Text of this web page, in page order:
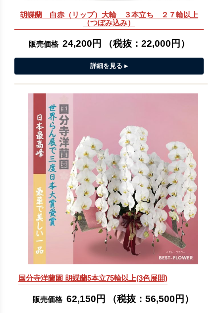
胡蝶蘭 白赤（リップ）大輪 ３本立ち ２７輪以上
（つぼみ込み）
販売価格 24,200円 （税抜： 22,000円 ）
国分寺洋蘭園 胡蝶蘭5本立75輪以上(3色展開)
販売価格 62,150円 （税抜： 56,500円 ）